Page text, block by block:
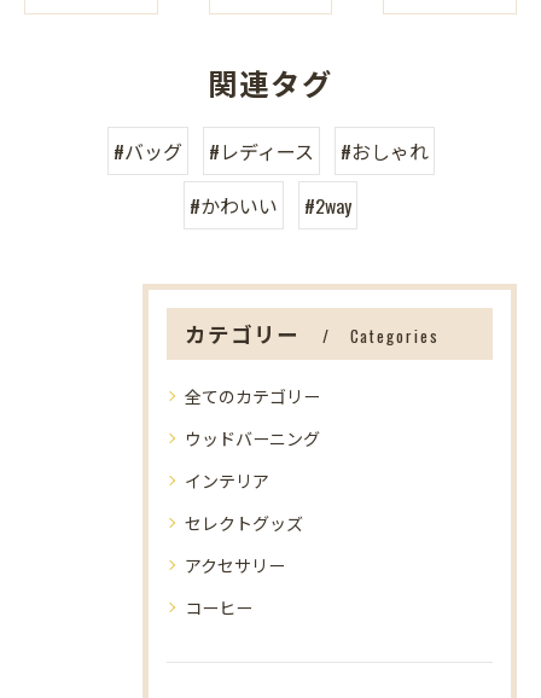
関連タグ
#バッグ #レディース
#おしゃれ
#かわいい
#2way
カテゴリー Categories
全てのカテゴリー
ウッドバーニング
インテリア
セレクトグッズ
アクセサリー
コーヒー